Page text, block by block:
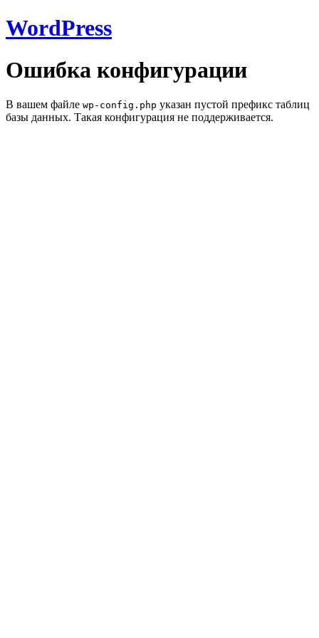
WordPress
Ошибка конфигурации
В вашем файле wp-config.php указан пустой префикс таблиц
базы данных. Такая конфигурация не поддерживается.